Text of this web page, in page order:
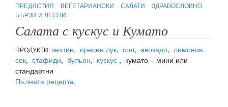
ПРЕДЯСТИЯ
ВЕГЕТАРИАНСКИ САЛАТИ
ЗДРАВОСЛОВНО
БЪРЗИ И ЛЕСНИ
Салата с кускус и Кумато
ПРОДУКТИ: зехтин, пресен лук, сол, авокадо, лимонов
сок, стафиди, бульон, кускус , кумато – мини или
стандартни
Пълната рецепта.